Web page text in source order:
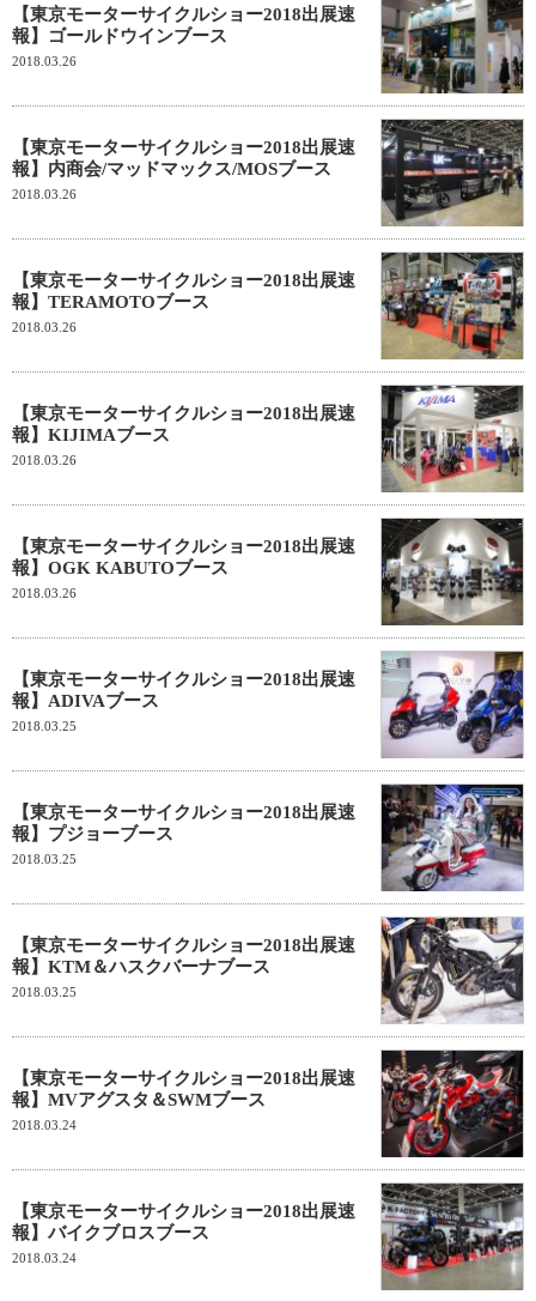
【東京モーターサイクルショー2018出展速
報】ゴールドウインブース
2018.03.26
【東京モーターサイクルショー2018出展速
報】内商会/マッドマックス/MOSブース
2018.03.26
【東京モーターサイクルショー2018出展速
報】TERAMOTOブース
2018.03.26
【東京モーターサイクルショー2018出展速
報】KIJIMAブース
2018.03.26
【東京モーターサイクルショー2018出展速
報】OGK KABUTOブース
2018.03.26
【東京モーターサイクルショー2018出展速
報】ADIVAブース
2018.03.25
【東京モーターサイクルショー2018出展速
報】プジョーブース
2018.03.25
【東京モーターサイクルショー2018出展速
報】KTM＆ハスクバーナブース
2018.03.25
【東京モーターサイクルショー2018出展速
報】MVアグスタ＆SWMブース
2018.03.24
【東京モーターサイクルショー2018出展速
報】バイクブロスブース
2018.03.24